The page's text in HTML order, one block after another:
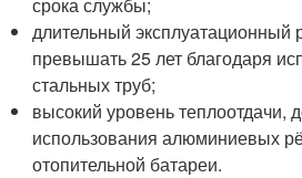
длительный эксплуатационный
превышать 25 лет благодаря
стальных труб;
высокий уровень теплоотдачи,
использования алюминиевых
отопительной батареи.